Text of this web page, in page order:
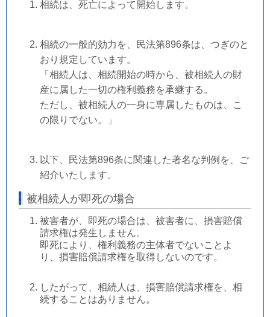
相続は、死亡によって開始します。
相続の一般的効力を、民法第896条は、つぎのと
おり規定しています。
「相続人は、相続開始の時から、被相続人の財
産に属した一切の権利義務を承継する。
ただし、被相続人の一身に専属したものは、こ
の限りでない。」
以下、民法第896条に関連した著名な判例を、ご
紹介いたします。
被相続人が即死の場合
被害者が、即死の場合は、被害者に、損害賠償
請求権は発生しません。
即死により、権利義務の主体者でないことよ
り、損害賠償請求権を取得しないのです。
したがって、相続人は、損害賠償請求権を、相
続することはありません。